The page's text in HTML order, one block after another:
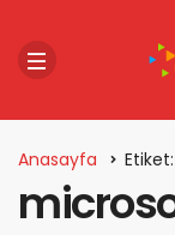
Anasayfa